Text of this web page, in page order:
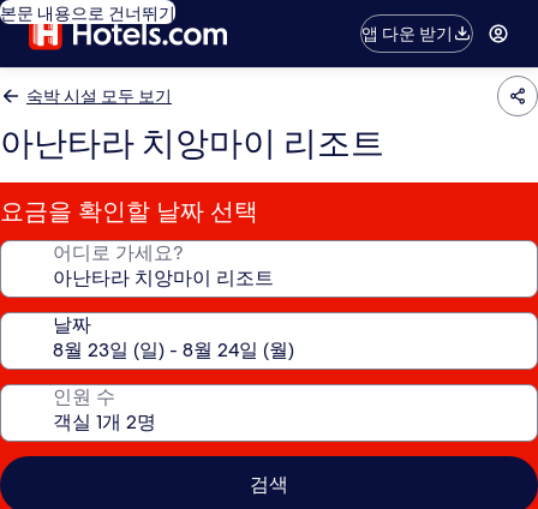
본문 내용으로 건너뛰기
앱 다운 받기
숙박 시설 모두 보기
아난타라 치앙마이 리조트
요금을 확인할 날짜 선택
어디로 가세요?
날짜
인원 수
검색